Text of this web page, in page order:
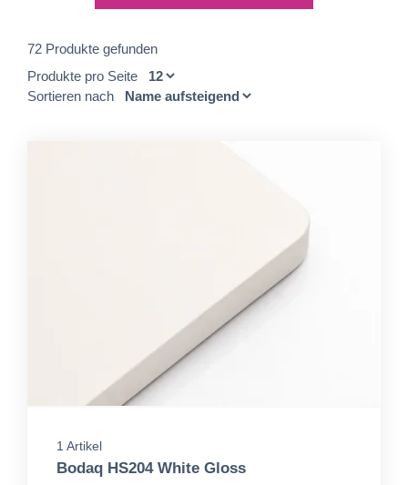
72 Produkte gefunden
Produkte pro Seite
Sortieren nach
1 Artikel
Bodaq HS204 White Gloss